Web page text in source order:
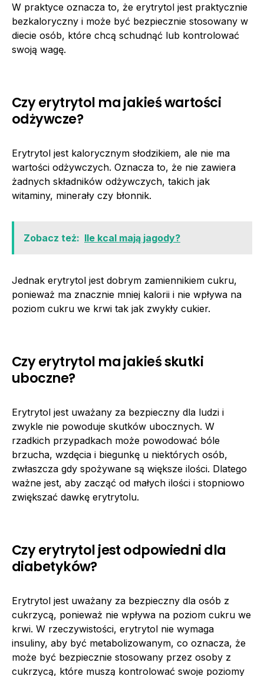
W praktyce oznacza to, że erytrytol jest praktycznie
bezkaloryczny i może być bezpiecznie stosowany w
diecie osób, które chcą schudnąć lub kontrolować
swoją wagę.
Czy erytrytol ma jakieś wartości
odżywcze?
Erytrytol jest kalorycznym słodzikiem, ale nie ma
wartości odżywczych. Oznacza to, że nie zawiera
żadnych składników odżywczych, takich jak
witaminy, minerały czy błonnik.
Zobacz też: Ile kcal mają jagody?
Jednak erytrytol jest dobrym zamiennikiem cukru,
ponieważ ma znacznie mniej kalorii i nie wpływa na
poziom cukru we krwi tak jak zwykły cukier.
Czy erytrytol ma jakieś skutki
uboczne?
Erytrytol jest uważany za bezpieczny dla ludzi i
zwykle nie powoduje skutków ubocznych. W
rzadkich przypadkach może powodować bóle
brzucha, wzdęcia i biegunkę u niektórych osób,
zwłaszcza gdy spożywane są większe ilości. Dlatego
ważne jest, aby zacząć od małych ilości i stopniowo
zwiększać dawkę erytrytolu.
Czy erytrytol jest odpowiedni dla
diabetyków?
Erytrytol jest uważany za bezpieczny dla osób z
cukrzycą, ponieważ nie wpływa na poziom cukru we
krwi. W rzeczywistości, erytrytol nie wymaga
insuliny, aby być metabolizowanym, co oznacza, że ​​
może być bezpiecznie stosowany przez osoby z
cukrzycą, które muszą kontrolować swoje poziomy